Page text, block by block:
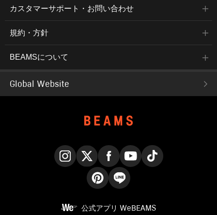
カスタマーサポート・お問い合わせ
規約・方針
BEAMSについて
Global Website
公式アプリ WeBEAMS